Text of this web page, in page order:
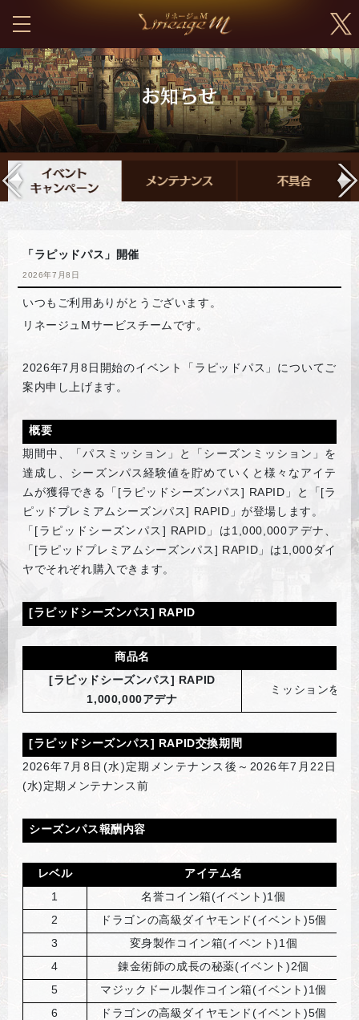
「ラピッドパス」開催
2026年7月8日
いつもご利用ありがとうございます。
リネージュMサービスチームです。
2026年7月8日開始のイベント「ラピッドパス」についてご
案内申し上げます。
概要
期間中、「パスミッション」と「シーズンミッション」を
達成し、シーズンパス経験値を貯めていくと様々なアイテ
ムが獲得できる「[ラピッドシーズンパス] RAPID」と「[ラ
ピッドプレミアムシーズンパス] RAPID」が登場します。
「[ラピッドシーズンパス] RAPID」は1,000,000アデナ、
「[ラピッドプレミアムシーズンパス] RAPID」は1,000ダイ
ヤでそれぞれ購入できます。
[ラピッドシーズンパス] RAPID
商品名
[ラピッドシーズンパス] RAPID
1,000,000アデナ
ミッションを進
[ラピッドシーズンパス] RAPID交換期間
2026年7月8日(水)定期メンテナンス後～2026年7月22日
(水)定期メンテナンス前
シーズンパス報酬内容
レベル
アイテム名
1
名誉コイン箱(イベント)1個
2
ドラゴンの高級ダイヤモンド(イベント)5個
3
変身製作コイン箱(イベント)1個
4
錬金術師の成長の秘薬(イベント)2個
5
マジックドール製作コイン箱(イベント)1個
6
ドラゴンの高級ダイヤモンド(イベント)5個